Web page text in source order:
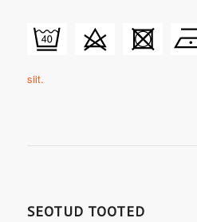
siit.
SEOTUD TOOTED